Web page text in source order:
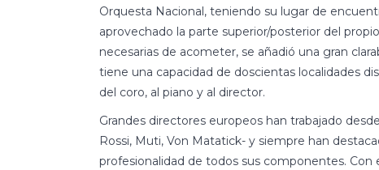
Orquesta Nacional, teniendo su lugar de
aprovechado la parte superior/posterior del
necesarias de acometer, se añadió una gran
tiene una capacidad de doscientas localidades
del coro, al piano y al director.
Grandes directores europeos han trabajado
Rossi, Muti, Von Matatick- y siempre han
profesionalidad de todos sus componentes. Con